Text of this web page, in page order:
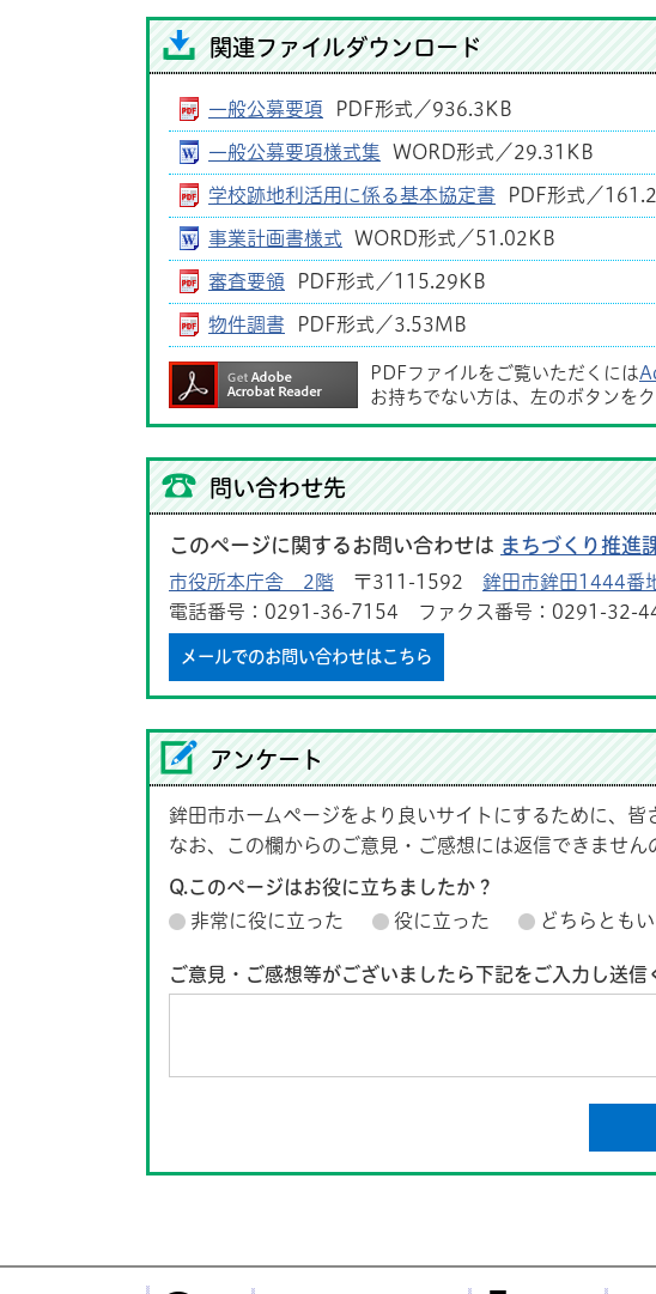
関連ファイルダウンロード
一般公募要項 PDF形式／936.3KB
一般公募要項様式集 WORD形式／29.31KB
学校跡地利活用に係る基本協定書 PDF形式／
事業計画書様式 WORD形式／51.02KB
審査要領 PDF形式／115.29KB
物件調書 PDF形式／3.53MB
PDFファイルをご覧いただくには
お持ちでない方は、左のボタンを
問い合わせ先
このページに関するお問い合わせは まちづくり推進
市役所本庁舎 2階 〒311-1592 鉾田市鉾田1444番
電話番号：0291-36-7154 ファクス番号：0291-32-
メールでのお問い合わせはこちら
アンケート
鉾田市ホームページをより良いサイトにするために、皆
なお、この欄からのご意見・ご感想には返信できません
Q.このページはお役に立ちましたか？
非常に役に立った
役に立った どちらとも
ご意見・ご感想等がございましたら下記をご入力し送信